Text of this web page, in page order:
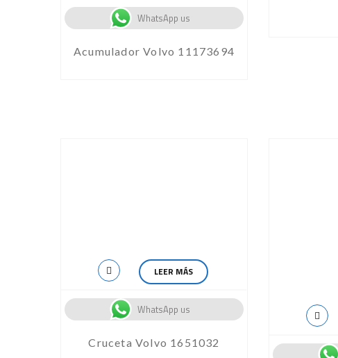
WhatsApp us
Acumulador Volvo 11173694
LEER MÁS
WhatsApp us
Cruceta Volvo 1651032